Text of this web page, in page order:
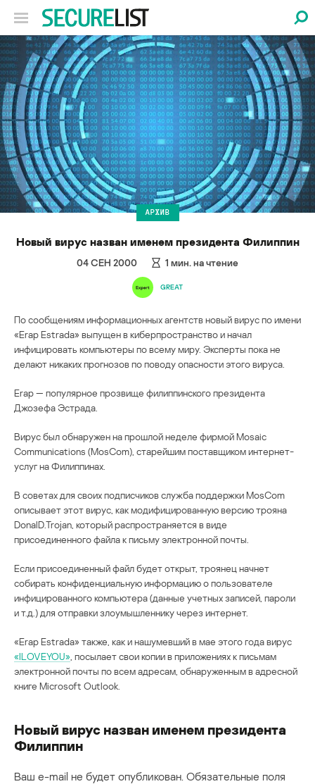
АРХИВ
Новый вирус назван именем президента Филиппин
04 СЕН 2000 1 мин. на чтение
GREAT
По сообщениям информационных агентств новый вирус по имени
«Erap Estrada» выпущен в киберпространство и начал
инфицировать компьютеры по всему миру. Эксперты пока не
делают никаких прогнозов по поводу опасности этого вируса.
Erap — популярное прозвище филиппинского президента
Джозефа Эстрада.
Вирус был обнаружен на прошлой неделе фирмой Mosaic
Communications (MosCom), старейшим поставщиком интернет-
услуг на Филиппинах.
В советах для своих подписчиков служба поддержки MosCom
описывает этот вирус, как модифицированную версию трояна
DonalD.Trojan, который распространяется в виде
присоединенного файла к письму электронной почты.
Если присоединенный файл будет открыт, троянец начнет
собирать конфиденциальную информацию о пользователе
инфицированного компьютера (данные учетных записей, пароли
и т.д.) для отправки злоумышленнику через интернет.
«Erap Estrada» также, как и нашумевший в мае этого года вирус
«ILOVEYOU» , посылает свои копии в приложениях к письмам
электронной почты по всем адресам, обнаруженным в адресной
книге Microsoft Outlook.
Новый вирус назван именем президента
Филиппин
Ваш e-mail не будет опубликован. Обязательные поля